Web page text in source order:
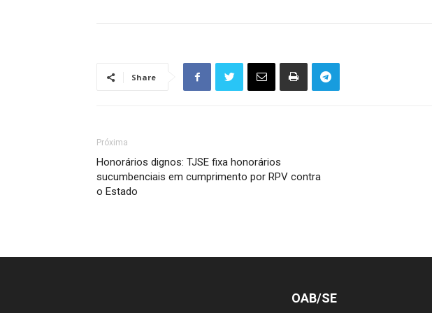
Share
Próxima
Honorários dignos: TJSE fixa honorários
sucumbenciais em cumprimento por RPV contra
o Estado
OAB/SE